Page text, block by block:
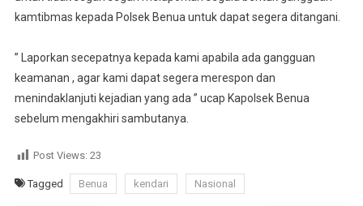
kamtibmas kepada Polsek Benua untuk dapat segera ditangani.
” Laporkan secepatnya kepada kami apabila ada gangguan
keamanan , agar kami dapat segera merespon dan
menindaklanjuti kejadian yang ada ” ucap Kapolsek Benua
sebelum mengakhiri sambutanya.
Post Views: 23
Tagged Benua kendari Nasional